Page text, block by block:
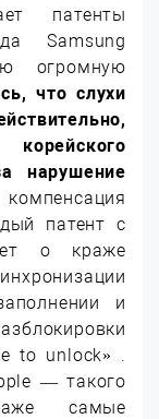
патенты
Samsung
огромную
что слухи
нарушение
патент с
о краже
и
to unlock» .
— такого
самые